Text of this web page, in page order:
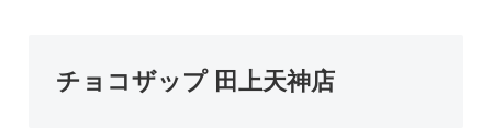
チョコザップ 田上天神店